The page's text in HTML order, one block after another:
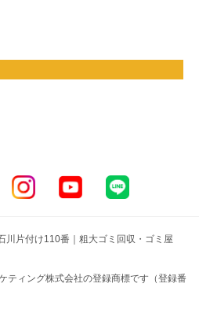
川片付け110番｜粗大ゴミ回収・ゴミ屋
ティング株式会社の登録商標です（登録番